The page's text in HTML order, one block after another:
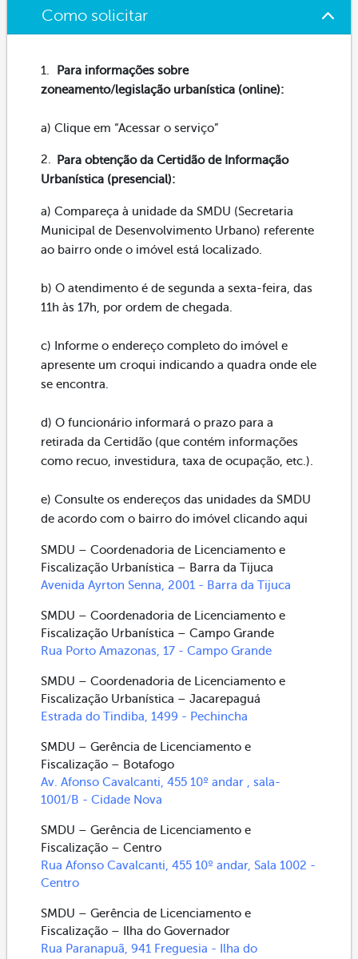
Como solicitar
Para informações sobre
zoneamento/legislação urbanística (online):
a) Clique em “Acessar o serviço”
Para obtenção da Certidão de Informação
Urbanística (presencial):
a) Compareça à unidade da SMDU (Secretaria
Municipal de Desenvolvimento Urbano) referente
ao bairro onde o imóvel está localizado.
b) O atendimento é de segunda a sexta-feira, das
11h às 17h, por ordem de chegada.
c) Informe o endereço completo do imóvel e
apresente um croqui indicando a quadra onde ele
se encontra.
d) O funcionário informará o prazo para a
retirada da Certidão (que contém informações
como recuo, investidura, taxa de ocupação, etc.).
e) Consulte os endereços das unidades da SMDU
de acordo com o bairro do imóvel clicando aqui
SMDU – Coordenadoria de Licenciamento e
Fiscalização Urbanística – Barra da Tijuca
Avenida Ayrton Senna, 2001 - Barra da Tijuca
SMDU – Coordenadoria de Licenciamento e
Fiscalização Urbanística – Campo Grande
Rua Porto Amazonas, 17 - Campo Grande
SMDU – Coordenadoria de Licenciamento e
Fiscalização Urbanística – Jacarepaguá
Estrada do Tindiba, 1499 - Pechincha
SMDU – Gerência de Licenciamento e
Fiscalização – Botafogo
Av. Afonso Cavalcanti, 455 10º andar , sala-
1001/B - Cidade Nova
SMDU – Gerência de Licenciamento e
Fiscalização – Centro
Rua Afonso Cavalcanti, 455 10º andar, Sala 1002 -
Centro
SMDU – Gerência de Licenciamento e
Fiscalização – Ilha do Governador
Rua Paranapuã, 941 Freguesia - Ilha do